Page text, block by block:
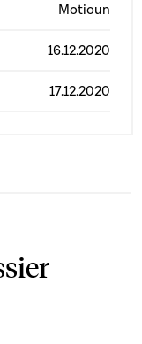
Motioun
16.12.2020
17.12.2020